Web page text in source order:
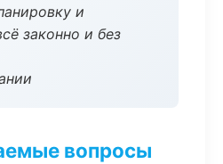
и
законно и без
вопросы